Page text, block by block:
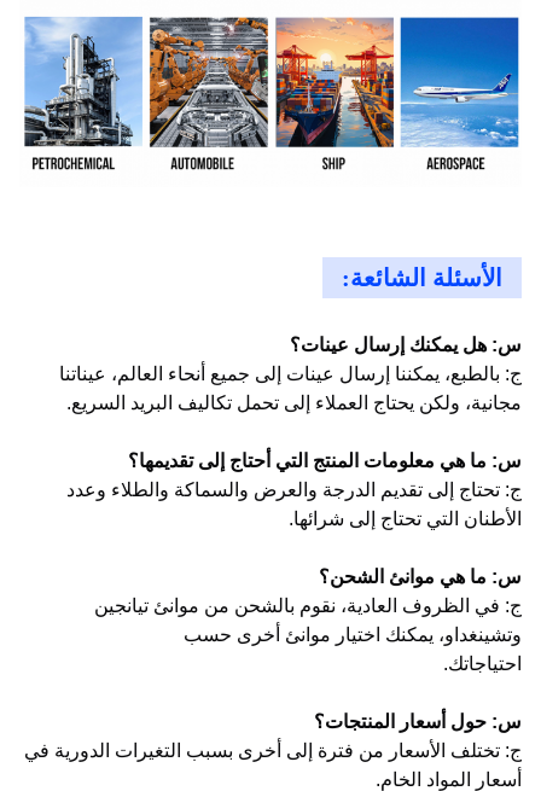
الأسئلة الشائعة:
س: هل يمكنك إرسال عينات؟
ج: بالطبع، يمكننا إرسال عينات إلى جميع أنحاء العالم، عيناتنا
مجانية، ولكن يحتاج العملاء إلى تحمل تكاليف البريد السريع.
س: ما هي معلومات المنتج التي أحتاج إلى تقديمها؟
ج: تحتاج إلى تقديم الدرجة والعرض والسماكة والطلاء وعدد
الأطنان التي تحتاج إلى شرائها.
س: ما هي موانئ الشحن؟
ج: في الظروف العادية، نقوم بالشحن من موانئ تيانجين
وتشينغداو، يمكنك اختيار موانئ أخرى حسب
احتياجاتك.
س: حول أسعار المنتجات؟
ج: تختلف الأسعار من فترة إلى أخرى بسبب التغيرات الدورية في
أسعار المواد الخام.